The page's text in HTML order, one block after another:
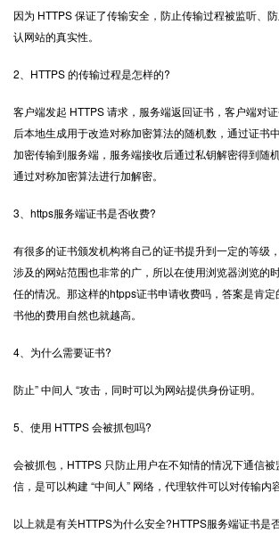
因为 HTTPS 保证了传输安全，防止传输过程被监听、
认网站的真实性。
2、HTTPS 的传输过程是怎样的?
客户端发起 HTTPS 请求，服务端返回证书，客户端对
后本地生成用于改造对称加密算法的随机数，通过证书
加密传输到服务端，服务端接收后通过私钥解密得到随
通过对称加密算法进行加解密。
3、https服务端证书是否收费?
有很多的证书颁发机构将自己的证书提升到一定的等级
涉及的网站范围也非常的广，所以在使用浏览器浏览的
任的情况。那这样的htpps证书申请收费吗，答案是肯
书他的费用自然也就越高。
4、为什么需要证书?
防止” 中间人 “攻击，同时可以为网站提供身份证明。
5、使用 HTTPS 会被抓包吗?
会被抓包，HTTPS 只防止用户在不知情的情况下通信
信，是可以构建 “中间人” 网络，代理软件可以对传输内
以上就是有关HTTPS为什么安全?HTTPS服务端证书是